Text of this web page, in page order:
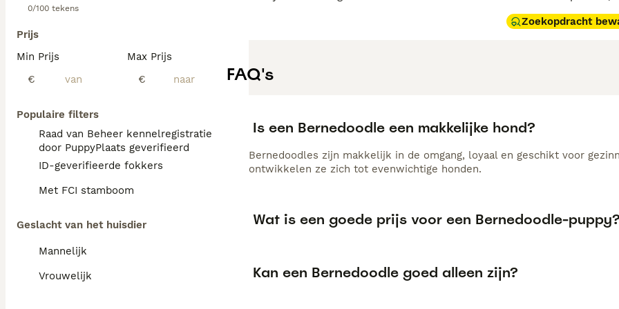
0/100 tekens
Prijs
Min Prijs
€
Max Prijs
€
Populaire filters
Raad van Beheer kennelregistratie
door PuppyPlaats geverifieerd
ID-geverifieerde fokkers
Met FCI stamboom
Geslacht van het huisdier
Mannelijk
Vrouwelijk
Bernedoodles zijn lief, trouw en energiek, en ze gedijen in gezinnen en
beweging en mentale uitdaging. Door hun volle, krullende vacht is
Zoekopdracht
FAQ's
Is een Bernedoodle een makkelijke hond?
Bernedoodles zijn makkelijk in de omgang, loyaal en geschikt voor
ontwikkelen ze zich tot evenwichtige honden.
Wat is een goede prijs voor een Bernedoodle-puppy?
Kan een Bernedoodle goed alleen zijn?